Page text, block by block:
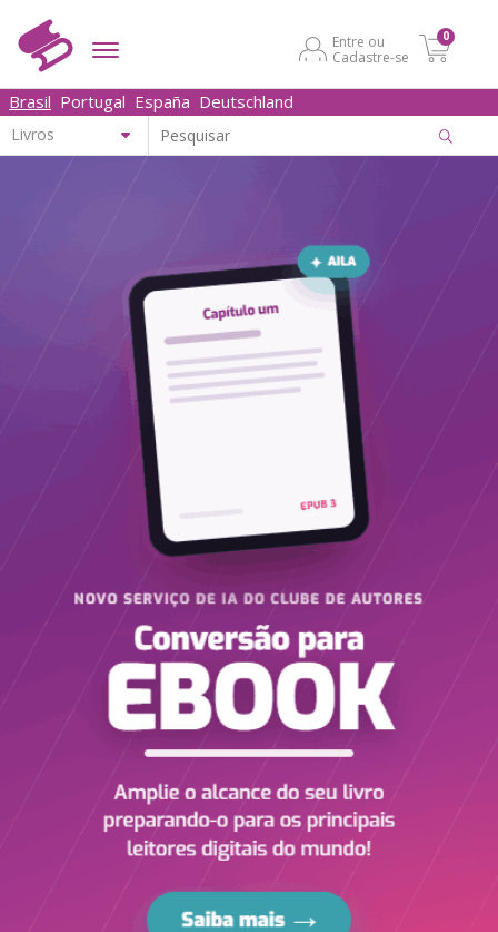
Entre ou
Cadastre-se
0
Brasil Portugal España Deutschland